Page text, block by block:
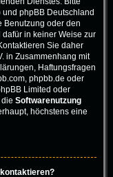
phpBB Deutschland
Benutzung oder den
in keiner Weise zur
Sie daher
in Zusammenhang mit
Haftungsfragen
phpbb.de oder
Limited oder
Softwarenutzung
höchstens eine